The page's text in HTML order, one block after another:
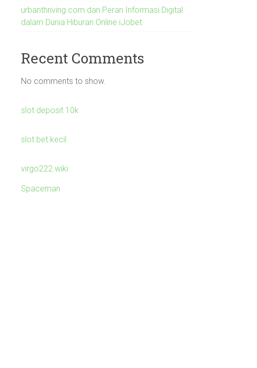
urbanthriving.com dan Peran Informasi Digital
dalam Dunia Hiburan Online iJobet
Recent Comments
No comments to show.
slot deposit 10k
slot bet kecil
virgo222.wiki
Spaceman